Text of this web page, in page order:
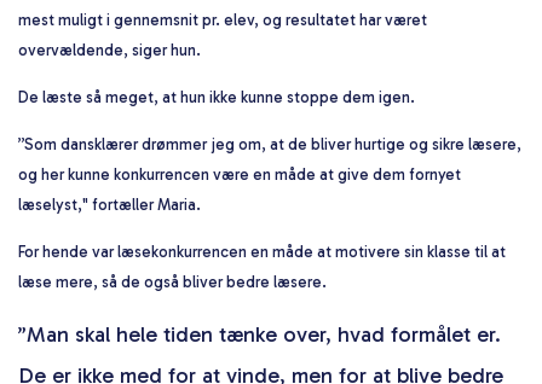
mest muligt i gennemsnit pr. elev, og resultatet har været
overvældende, siger hun.
De læste så meget, at hun ikke kunne stoppe dem igen.
”Som dansklærer drømmer jeg om, at de bliver hurtige og sikre læsere,
og her kunne konkurrencen være en måde at give dem fornyet
læselyst," fortæller Maria.
For hende var læsekonkurrencen en måde at motivere sin klasse til at
læse mere, så de også bliver bedre læsere.
”Man skal hele tiden tænke over, hvad formålet er.
De er ikke med for at vinde, men for at blive bedre